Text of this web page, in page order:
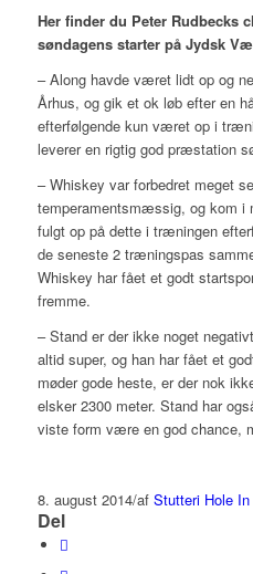
Her finder du Peter Rudbecks
søndagens starter på Jydsk
– Along havde været lidt op og
Århus, og gik et ok løb efter en
efterfølgende kun været op i
leverer en rigtig god præstation
– Whiskey var forbedret meget
temperamentsmæssig, og kom
fulgt op på dette i træningen
de seneste 2 træningspas
Whiskey har fået et godt
fremme.
– Stand er der ikke noget
altid super, og han har fået et
møder gode heste, er der nok
elsker 2300 meter. Stand har
viste form være en god chance,
8. august 2014/af Stutteri Hole In
Del